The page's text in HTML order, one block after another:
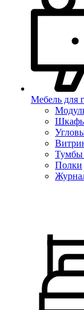
Мебель для
Полки